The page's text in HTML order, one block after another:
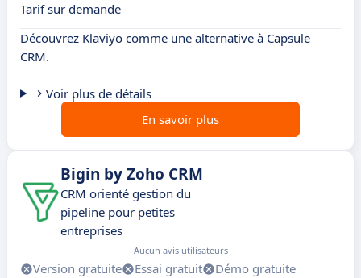
Tarif sur demande
Découvrez Klaviyo comme une alternative à Capsule
CRM.
Voir plus de détails
En savoir plus
Bigin by Zoho CRM
CRM orienté gestion du
pipeline pour petites
entreprises
Aucun avis utilisateurs
Version gratuite Essai gratuit
Démo gratuite